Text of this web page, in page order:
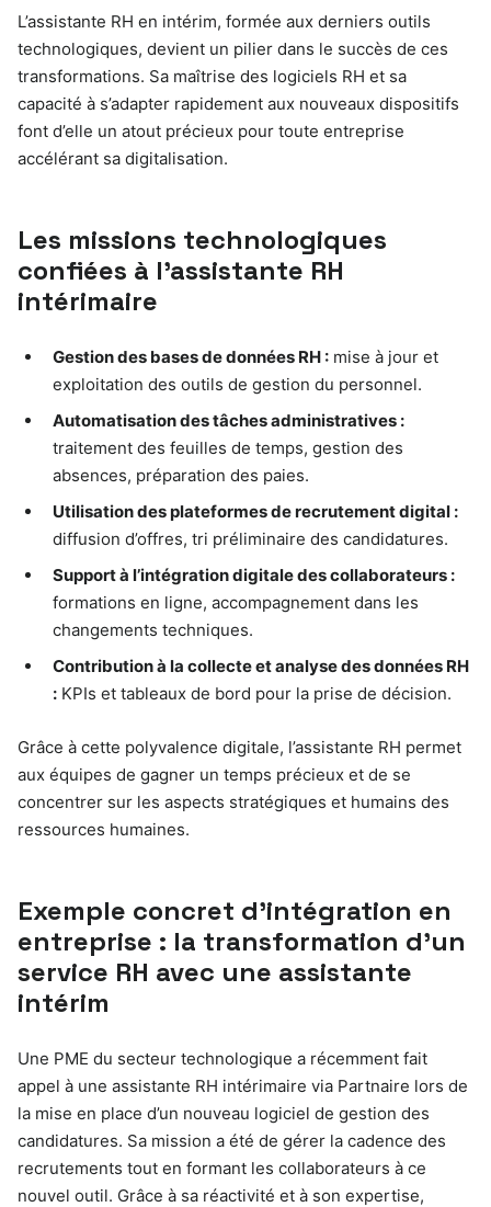
L’assistante RH en intérim, formée aux derniers outils
technologiques, devient un pilier dans le succès de ces
transformations. Sa maîtrise des logiciels RH et sa
capacité à s’adapter rapidement aux nouveaux dispositifs
font d’elle un atout précieux pour toute entreprise
accélérant sa digitalisation.
Les missions technologiques
confiées à l’assistante RH
intérimaire
Gestion des bases de données RH : mise à jour et
exploitation des outils de gestion du personnel.
Automatisation des tâches administratives :
traitement des feuilles de temps, gestion des
absences, préparation des paies.
Utilisation des plateformes de recrutement digital :
diffusion d’offres, tri préliminaire des candidatures.
Support à l’intégration digitale des collaborateurs :
formations en ligne, accompagnement dans les
changements techniques.
Contribution à la collecte et analyse des données RH
: KPIs et tableaux de bord pour la prise de décision.
Grâce à cette polyvalence digitale, l’assistante RH permet
aux équipes de gagner un temps précieux et de se
concentrer sur les aspects stratégiques et humains des
ressources humaines.
Exemple concret d’intégration en
entreprise : la transformation d’un
service RH avec une assistante
intérim
Une PME du secteur technologique a récemment fait
appel à une assistante RH intérimaire via Partnaire lors de
la mise en place d’un nouveau logiciel de gestion des
candidatures. Sa mission a été de gérer la cadence des
recrutements tout en formant les collaborateurs à ce
nouvel outil. Grâce à sa réactivité et à son expertise,